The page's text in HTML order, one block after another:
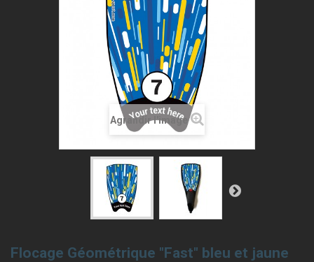
Agrandir l'image
Flocage Géométrique "Fast" bleu et jaune